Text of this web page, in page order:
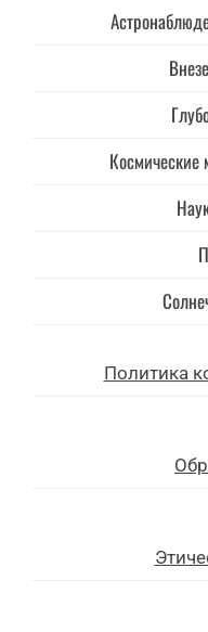
Космические
Политика